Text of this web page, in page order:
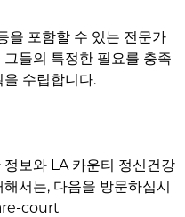
을 포함할 수 있는 전문가
들의 특정한 필요를 충족
수립합니다.
보와 LA 카운티 정신건강
서는, 다음을 방문하십시
court